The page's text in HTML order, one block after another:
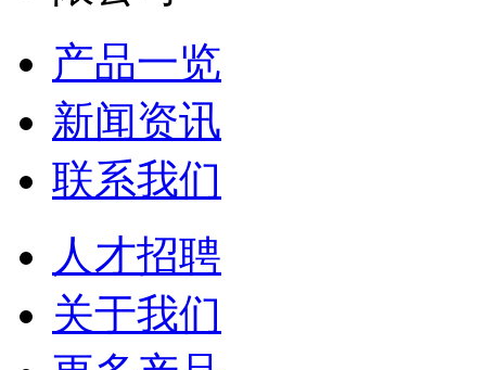
产品一览
新闻资讯
联系我们
人才招聘
关于我们